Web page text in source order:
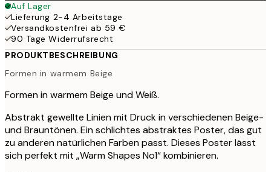
Auf Lager
Lieferung 2-4 Arbeitstage
Versandkostenfrei ab 59 €
90 Tage Widerrufsrecht
PRODUKTBESCHREIBUNG
Formen in warmem Beige
Formen in warmem Beige und Weiß.
Abstrakt gewellte Linien mit Druck in verschiedenen Beige-
und Brauntönen. Ein schlichtes abstraktes Poster, das gut
zu anderen natürlichen Farben passt. Dieses Poster lässt
sich perfekt mit „Warm Shapes No1“ kombinieren.